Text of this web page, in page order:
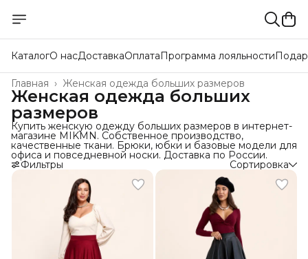
КаталогО насДоставкаОплатаПрограмма лояльности
Женская одежда больших размеров
Главная ›
Женская одежда больших
размеров
Купить женскую одежду больших размеров в интернет-
магазине MIKMN. Собственное производство,
качественные ткани. Брюки, юбки и базовые модели для
офиса и повседневной носки. Доставка по России.
Фильтры Сортировка